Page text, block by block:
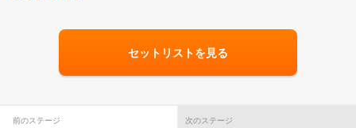
セットリストを見る
前のステージ 次のステージ